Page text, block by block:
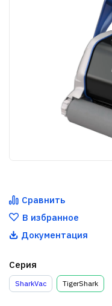
Сравнить
В избранное
Документация
Серия
SharkVac TigerShark